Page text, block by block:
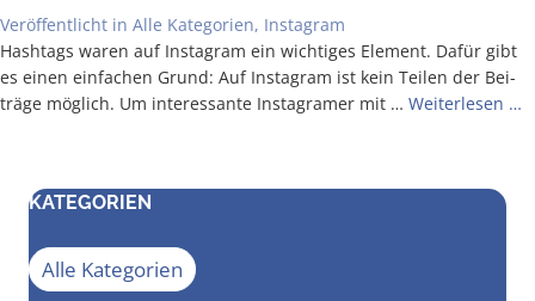
Veröffentlicht in Alle Kategorien, Instagram
Hash­tags waren auf Insta­gram ein wich­ti­ges Ele­ment. Dafür gibt
es einen ein­fa­chen Grund: Auf Insta­gram ist kein Tei­len der Bei­
trä­ge mög­lich. Um inter­es­san­te Insta­gra­mer mit … Wei­ter­le­sen …
KATEGORIEN
Alle Kategorien